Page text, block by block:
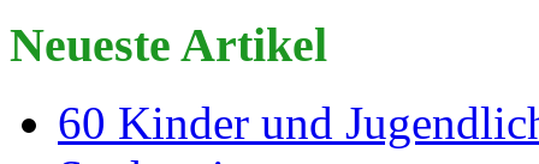
Neueste Artikel
60 Kinder und